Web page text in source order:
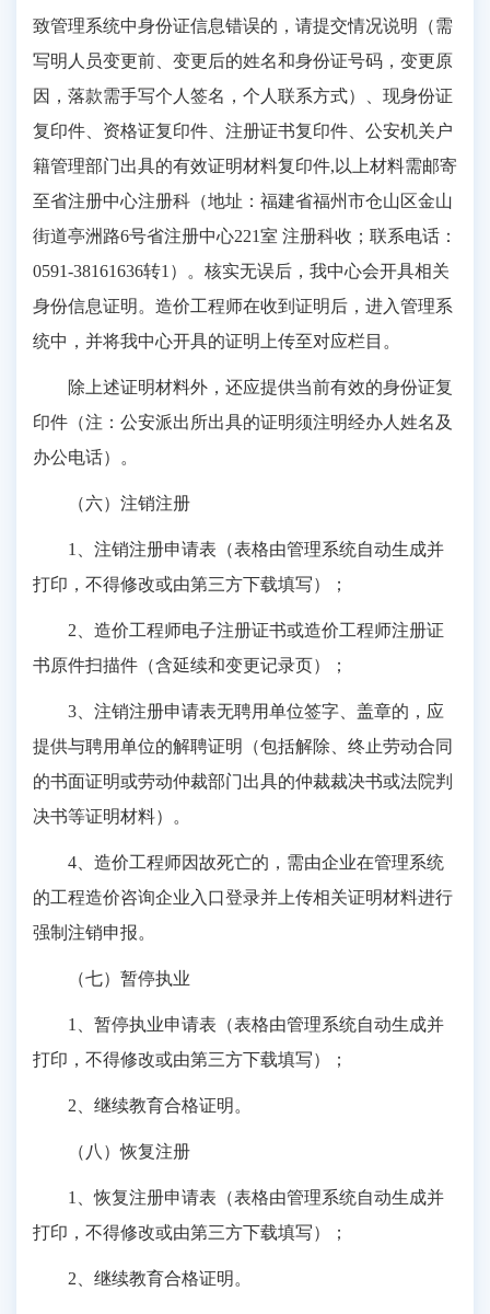
致管理系统中身份证信息错误的，请提交情况说明（需
写明人员变更前、变更后的姓名和身份证号码，变更原
因，落款需手写个人签名，个人联系方式）、现身份证
复印件、资格证复印件、注册证书复印件、公安机关户
籍管理部门出具的有效证明材料复印件,以上材料需邮寄
至省注册中心注册科（地址：福建省福州市仓山区金山
街道亭洲路6号省注册中心221室 注册科收；联系电话：
0591-38161636转1）。核实无误后，我中心会开具相关
身份信息证明。造价工程师在收到证明后，进入管理系
统中，并将我中心开具的证明上传至对应栏目。
除上述证明材料外，还应提供当前有效的身份证复
印件（注：公安派出所出具的证明须注明经办人姓名及
办公电话）。
（六）注销注册
1、注销注册申请表（表格由管理系统自动生成并
打印，不得修改或由第三方下载填写）；
2、造价工程师电子注册证书或造价工程师注册证
书原件扫描件（含延续和变更记录页）；
3、注销注册申请表无聘用单位签字、盖章的，应
提供与聘用单位的解聘证明（包括解除、终止劳动合同
的书面证明或劳动仲裁部门出具的仲裁裁决书或法院判
决书等证明材料）。
4、造价工程师因故死亡的，需由企业在管理系统
的工程造价咨询企业入口登录并上传相关证明材料进行
强制注销申报。
（七）暂停执业
1、暂停执业申请表（表格由管理系统自动生成并
打印，不得修改或由第三方下载填写）；
2、继续教育合格证明。
（八）恢复注册
1、恢复注册申请表（表格由管理系统自动生成并
打印，不得修改或由第三方下载填写）；
2、继续教育合格证明。